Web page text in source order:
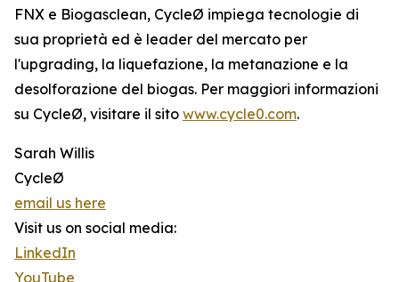
FNX e Biogasclean, CycleØ impiega tecnologie di
sua proprietà ed è leader del mercato per
l'upgrading, la liquefazione, la metanazione e la
desolforazione del biogas. Per maggiori informazioni
su CycleØ, visitare il sito www.cycle0.com.
Sarah Willis
CycleØ
email us here
Visit us on social media:
LinkedIn
YouTube